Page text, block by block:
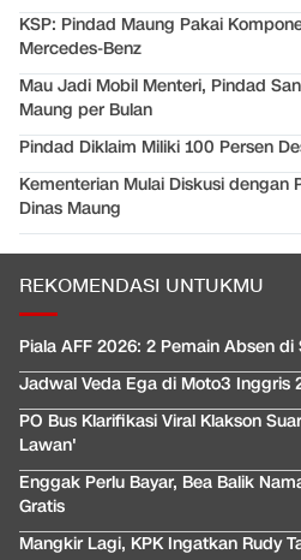
KSP: Pindad Maung Pakai
Mercedes-Benz
Mau Jadi Mobil Menteri, Pindad
Maung per Bulan
Pindad Diklaim Miliki 100 Persen
Kementerian Mulai Diskusi dengan
Dinas Maung
REKOMENDASI UNTUKMU
Piala AFF 2026: 2 Pemain Absen
Jadwal Veda Ega di Moto3 Inggris
PO Bus Klarifikasi Viral Klakson
Lawan'
Enggak Perlu Bayar, Bea Balik
Gratis
Mangkir Lagi, KPK Ingatkan Rudy